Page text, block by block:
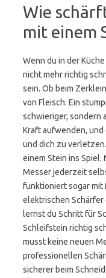
Wie
mit einem
Wenn du in der
nicht mehr richtig
sein. Ob beim
von Fleisch: Ein
schwieriger, sondern
Kraft aufwenden, und
und dich zu
einem Stein ins
Messer jederzeit
funktioniert sogar mit
elektrischen Schärfer
lernst du Schritt für
Schleifstein richtig
musst keine neuen
professionellen
sicherer beim